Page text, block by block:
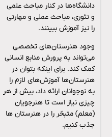
دانشگاه‌ها در کنار مباحث علمی
و تئوری، مباحث عملی و مهارتی
را نیز آموزش ببینند.
وجود هنرستان‌های تخصصی
می‌تواند به پرورش منابع انسانی
کمک کند. برای اینکه بتوان در
هنرستان‌ها آموزش‌های لازم را
به نوجوانان ارائه داد، بیش از هر
چیزی نیاز است تا هنرجویان
(معلم) متبحّر را در هنرستان‌ ها
جذب کنیم.